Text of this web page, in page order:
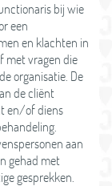
bij wie
een
en klachten in
met vragen die
organisatie. De
de cliënt
en/of diens
aan
gehad met
gesprekken.